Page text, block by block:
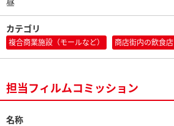
カテゴリ
複合商業施設（モールなど） 商店街内の飲食店
担当フィルムコミッション
名称